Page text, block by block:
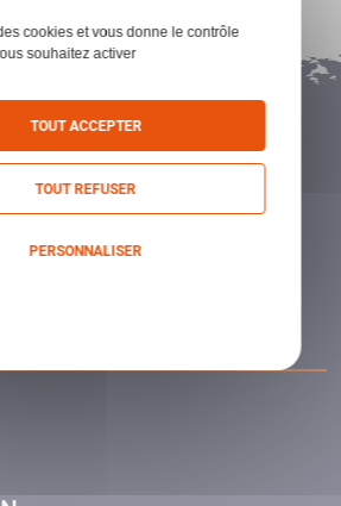
cookies et vous donne le contrôle
souhaitez activer
TOUT ACCEPTER
TOUT REFUSER
PERSONNALISER